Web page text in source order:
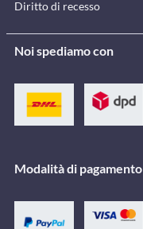
Diritto di recesso
Noi spediamo con
Modalità di pagamento